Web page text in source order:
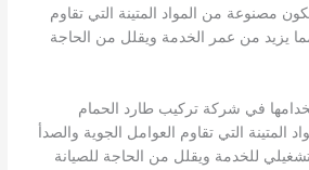
مصنوعة من المواد المتينة التي تقاوم
يزيد من عمر الخدمة ويقلل من الحاجة
في شركة تركيب طارد الحمام
المتينة التي تقاوم العوامل الجوية والصدأ
للخدمة ويقلل من الحاجة للصيانة